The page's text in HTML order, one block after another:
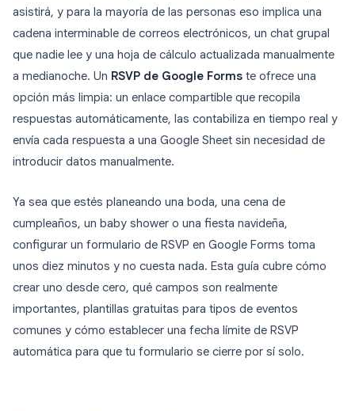
asistirá, y para la mayoría de las personas eso implica una
cadena interminable de correos electrónicos, un chat grupal
que nadie lee y una hoja de cálculo actualizada manualmente
a medianoche. Un RSVP de Google Forms te ofrece una
opción más limpia: un enlace compartible que recopila
respuestas automáticamente, las contabiliza en tiempo real y
envía cada respuesta a una Google Sheet sin necesidad de
introducir datos manualmente.
Ya sea que estés planeando una boda, una cena de
cumpleaños, un baby shower o una fiesta navideña,
configurar un formulario de RSVP en Google Forms toma
unos diez minutos y no cuesta nada. Esta guía cubre cómo
crear uno desde cero, qué campos son realmente
importantes, plantillas gratuitas para tipos de eventos
comunes y cómo establecer una fecha límite de RSVP
automática para que tu formulario se cierre por sí solo.